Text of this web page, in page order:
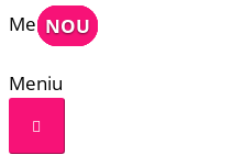
Meniu
Meniu
NOU
NOU
NOU
NOU